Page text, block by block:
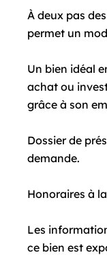
À deux pas
permet un
Un bien idéal
achat ou
grâce à son
Dossier de
demande.
Honoraires à
Les
ce bien est